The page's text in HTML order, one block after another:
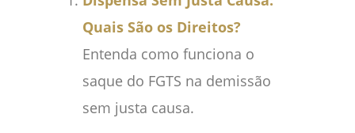
Quais São os Direitos?
Entenda como funciona o
saque do FGTS na demissão
sem justa causa.